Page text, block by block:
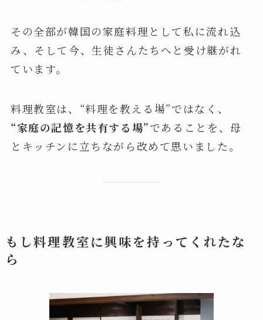
その全部が韓国の家庭料理として私に流れ込
み、そして今、生徒さんたちへと受け継がれ
ています。
料理教室は、“料理を教える場”ではなく、
“家庭の記憶を共有する場”であることを、母
とキッチンに立ちながら改めて思いました。
もし料理教室に興味を持ってくれたな
ら